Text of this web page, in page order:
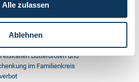
Alle zulassen
Ablehnen
eiskalten Butterbroten und
im Familienkreis